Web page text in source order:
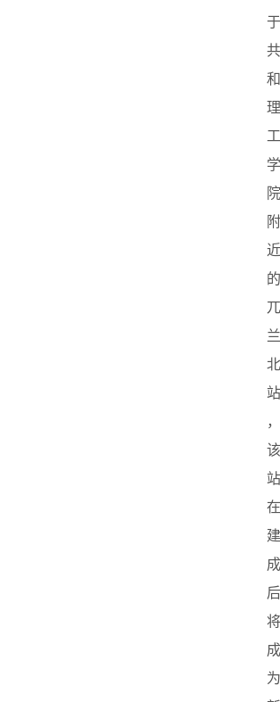
于
共
和
理
工
学
院
附
近
的
兀
兰
北
站
，
该
站
在
建
成
后
将
成
为